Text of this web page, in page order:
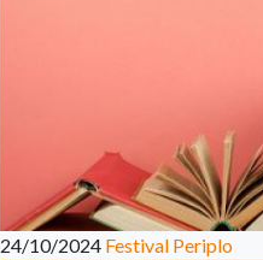
24/10/2024 Festival Periplo